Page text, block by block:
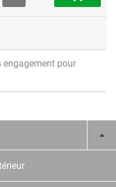
engagement pour